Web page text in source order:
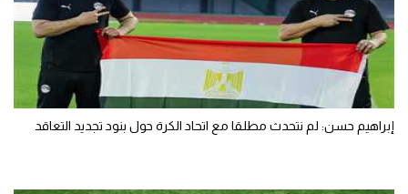
إبراهيم حسن: لم نتحدث مطلقا مع اتحاد الكرة حول بنود تجديد التعاقد